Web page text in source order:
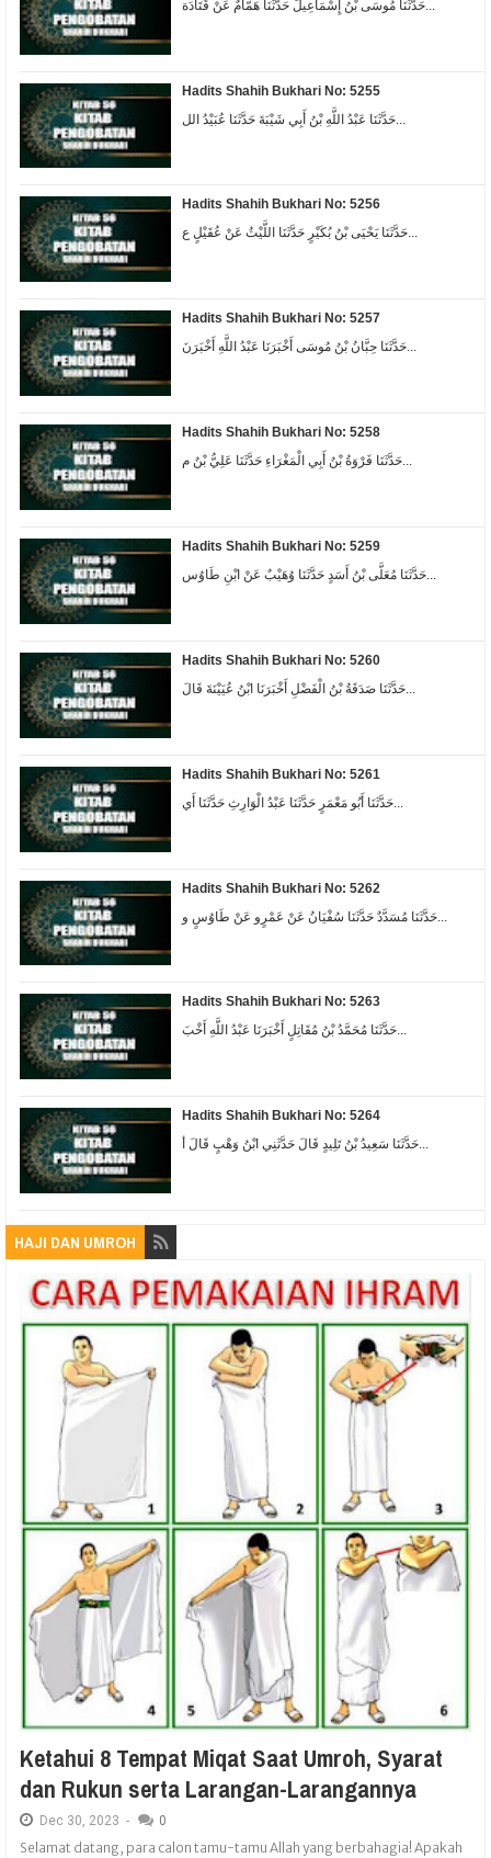
Hadits Shahih Bukhari No: 5255
Hadits Shahih Bukhari No: 5256
حَدَّثَنَا يَحْيَى بْنُ بُكَيْرٍ حَدَّثَنَا اللَّيْثُ عَنْ عُقَيْلٍ ع...
Hadits Shahih Bukhari No: 5257
حَدَّثَنَا حِبَّانُ بْنُ مُوسَى أَخْبَرَنَا عَبْدُ اللَّهِ أَخْبَرَنَ...
Hadits Shahih Bukhari No: 5258
حَدَّثَنَا فَرْوَةُ بْنُ أَبِي الْمَغْرَاءِ حَدَّثَنَا عَلِيُّ بْنُ م...
Hadits Shahih Bukhari No: 5259
حَدَّثَنَا مُعَلَّى بْنُ أَسَدٍ حَدَّثَنَا وُهَيْبٌ عَنْ ابْنِ طَاوُس...
Hadits Shahih Bukhari No: 5260
حَدَّثَنَا صَدَقَةُ بْنُ الْفَضْلِ أَخْبَرَنَا ابْنُ عُيَيْنَةَ قَالَ...
Hadits Shahih Bukhari No: 5261
Hadits Shahih Bukhari No: 5262
Hadits Shahih Bukhari No: 5263
حَدَّثَنَا مُحَمَّدُ بْنُ مُقَاتِلٍ أَخْبَرَنَا عَبْدُ اللَّهِ أَخْبَ...
Hadits Shahih Bukhari No: 5264
حَدَّثَنَا سَعِيدُ بْنُ تَلِيدٍ قَالَ حَدَّثَنِي ابْنُ وَهْبٍ قَالَ أ...
HAJI DAN UMROH
Ketahui 8 Tempat Miqat Saat Umroh, Syarat
dan Rukun serta Larangan-Larangannya
Dec 30, 2023 - 0
Selamat datang, para calon tamu-tamu Allah yang berbahagia! Apakah